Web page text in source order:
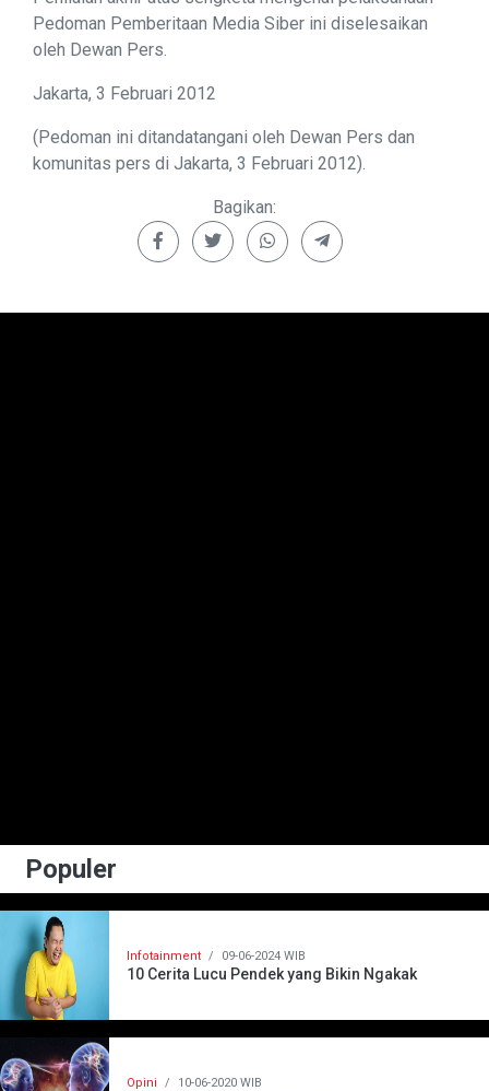
Pedoman Pemberitaan Media Siber ini diselesaikan
oleh Dewan Pers.
Jakarta, 3 Februari 2012
(Pedoman ini ditandatangani oleh Dewan Pers dan
komunitas pers di Jakarta, 3 Februari 2012).
Bagikan:
Populer
Infotainment / 09-06-2024 WIB
10 Cerita Lucu Pendek yang Bikin Ngakak
Opini / 10-06-2020 WIB